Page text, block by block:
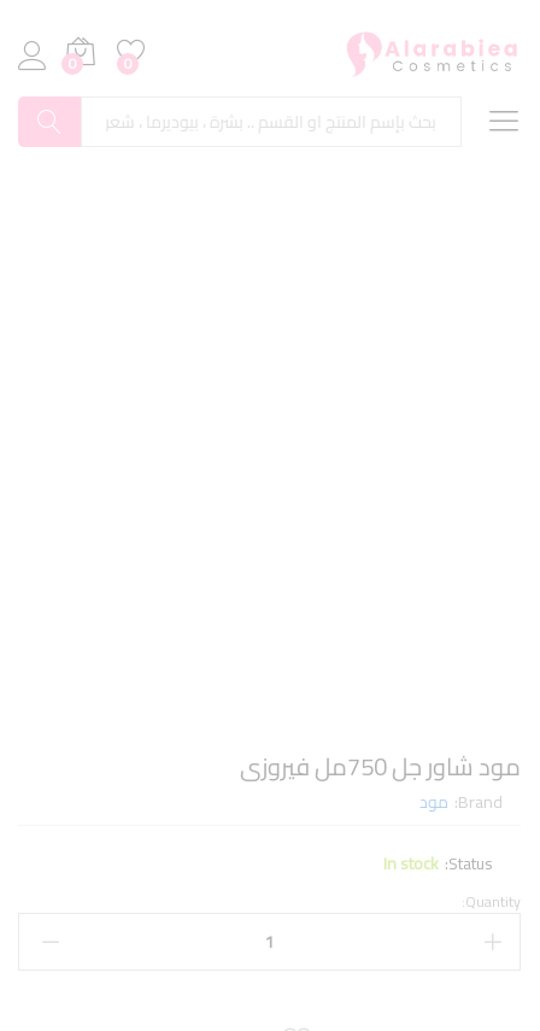
0
0
مود شاور جل 750مل فيروزى
Brand: مود
Status:
In stock
Quantity: